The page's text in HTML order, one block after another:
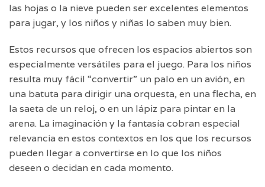
las hojas o la nieve pueden ser excelentes elementos
para jugar, y los niños y niñas lo saben muy bien.
Estos recursos que ofrecen los espacios abiertos son
especialmente versátiles para el juego. Para los niños
resulta muy fácil “convertir” un palo en un avión, en
una batuta para dirigir una orquesta, en una flecha, en
la saeta de un reloj, o en un lápiz para pintar en la
arena. La imaginación y la fantasía cobran especial
relevancia en estos contextos en los que los recursos
pueden llegar a convertirse en lo que los niños
deseen o decidan en cada momento.